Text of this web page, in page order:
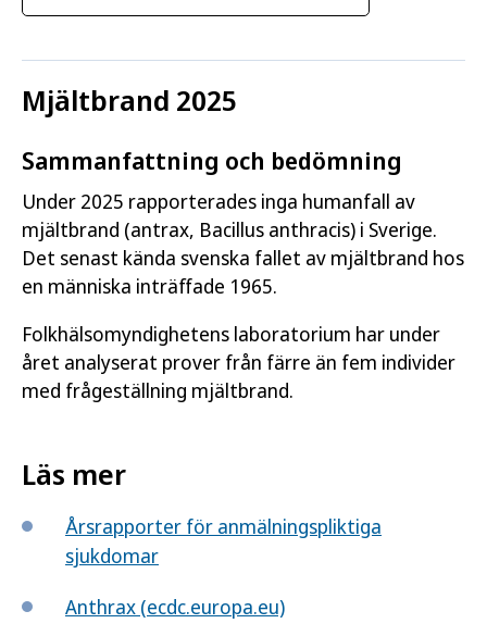
Mjältbrand 2025
Sammanfattning och bedömning
Under 2025 rapporterades inga humanfall av
mjältbrand (antrax, Bacillus anthracis) i Sverige.
Det senast kända svenska fallet av mjältbrand hos
en människa inträffade 1965.
Folkhälsomyndighetens laboratorium har under
året analyserat prover från färre än fem individer
med frågeställning mjältbrand.
Läs mer
Årsrapporter för anmälningspliktiga
sjukdomar
Anthrax (ecdc.europa.eu)